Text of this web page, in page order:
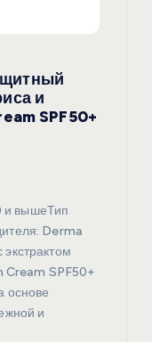
и
SPF50+
и вышеТип
Derma
Cream SPF50+
основе
и